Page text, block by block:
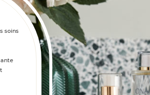
soins